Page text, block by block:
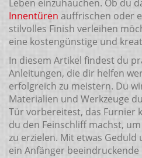
Leben einzuhauchen. Ob du
Innentüren auffrischen oder
stilvolles Finish verleihen
eine kostengünstige und
In diesem Artikel findest du
Anleitungen, die dir helfen
erfolgreich zu meistern. Du
Materialien und Werkzeuge
Tür vorbereitest, das Furnier
du den Feinschliff machst,
zu erzielen. Mit etwas
ein Anfänger beeindruckende